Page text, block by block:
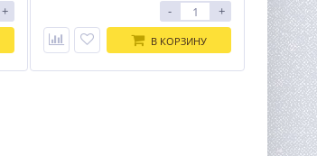
+ - +
В КОРЗИНУ